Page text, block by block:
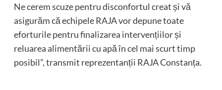
Ne cerem scuze pentru disconfortul creat și vă
asigurăm că echipele RAJA vor depune toate
eforturile pentru finalizarea intervențiilor și
reluarea alimentării cu apă în cel mai scurt timp
posibil”, transmit reprezentanții RAJA Constanța.